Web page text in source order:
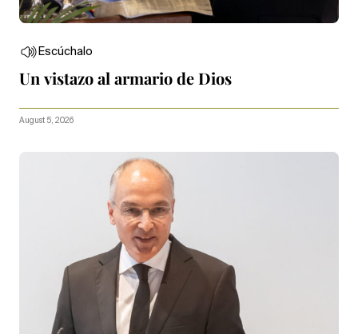
Escúchalo
Un vistazo al armario de Dios
August 5, 2026